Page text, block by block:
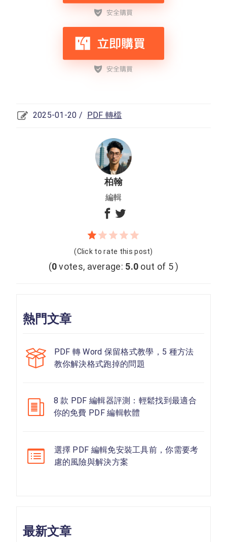
2025-01-20 / PDF 轉檔
柏翰
編輯
(Click to rate this post)
(0votes, average: 5.0 out of 5 )
熱門文章
PDF 轉 Word 保留格式教學，5 種方法
教你解決格式跑掉的問題
8 款 PDF 編輯器評測：輕鬆找到最適合
你的免費 PDF 編輯軟體
選擇 PDF 編輯免安裝工具前，你需要考
慮的風險與解決方案
最新文章